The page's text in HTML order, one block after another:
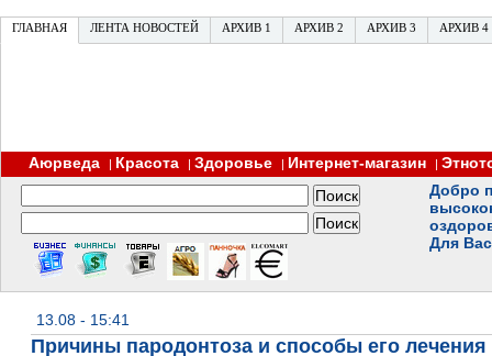
ГЛАВНАЯ ЛЕНТА НОВОСТЕЙ АРХИВ 1 АРХИВ 2 АРХИВ 3 АРХИВ 4
Аюрведа | Красота | Здоровье | Интернет-магазин |
Добро
Для
13.08 - 15:41
Причины пародонтоза и способы его лечения